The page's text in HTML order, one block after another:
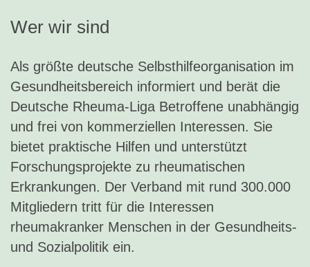
Wer wir sind
Als größte deutsche Selbsthilfeorganisation im
Gesundheitsbereich informiert und berät die
Deutsche Rheuma-Liga Betroffene unabhängig
und frei von kommerziellen Interessen. Sie
bietet praktische Hilfen und unterstützt
Forschungsprojekte zu rheumatischen
Erkrankungen. Der Verband mit rund 300.000
Mitgliedern tritt für die Interessen
rheumakranker Menschen in der Gesundheits-
und Sozialpolitik ein.